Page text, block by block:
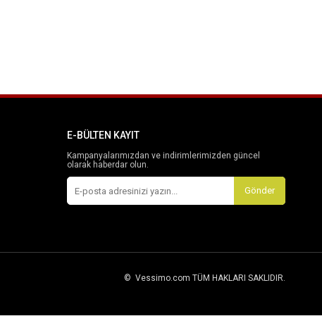
E-BÜLTEN KAYIT
Kampanyalarımızdan ve indirimlerimizden güncel
olarak haberdar olun.
Gönder
© Vessimo.com TÜM HAKLARI SAKLIDIR.